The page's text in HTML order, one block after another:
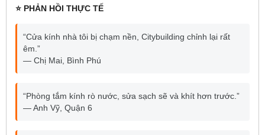
⭐ PHẢN HỒI THỰC TẾ
“Cửa kính nhà tôi bị chạm nền, Citybuilding chỉnh lại rất
êm.”
— Chị Mai, Bình Phú
“Phòng tắm kính rò nước, sửa sạch sẽ và khít hơn trước.”
— Anh Vỹ, Quận 6